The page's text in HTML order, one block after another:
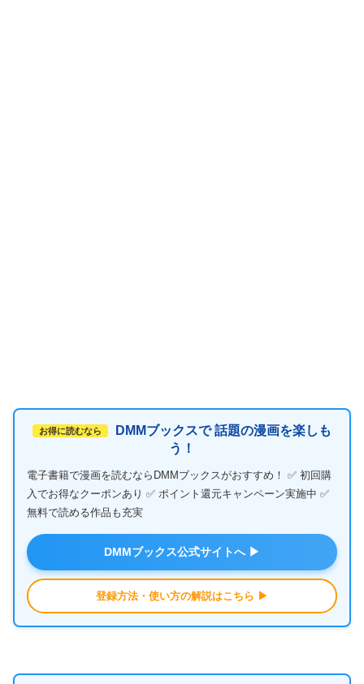
お得に読むなら
DMMブックスで 話題の漫画を楽しも
う！
電子書籍で漫画を読むならDMMブックスがおすすめ！ ✅ 初回購
入でお得なクーポンあり ✅ ポイント還元キャンペーン実施中 ✅
無料で読める作品も充実
DMMブックス公式サイトへ ▶
登録方法・使い方の解説はこちら ▶